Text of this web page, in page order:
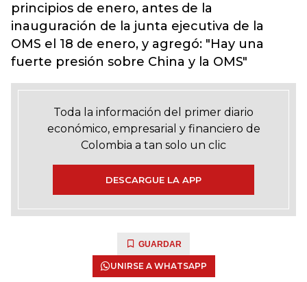
principios de enero, antes de la
inauguración de la junta ejecutiva de la
OMS el 18 de enero, y agregó: "Hay una
fuerte presión sobre China y la OMS"
Toda la información del primer diario
económico, empresarial y financiero de
Colombia a tan solo un clic
DESCARGUE LA APP
GUARDAR
UNIRSE A WHATSAPP